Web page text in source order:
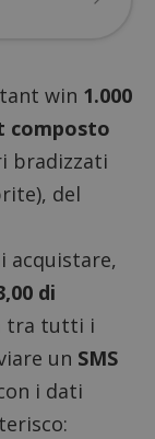
win 1.000
composto
bradizzati
del
acquistare,
di
tra tutti i
un SMS
i dati